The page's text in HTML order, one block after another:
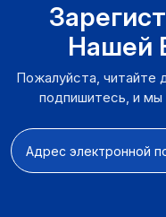
Нашей
Пожалуйста, читайте
подпишитесь, и мы